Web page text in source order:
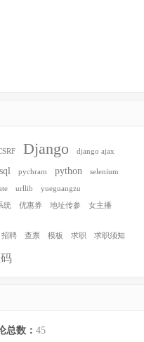
Django django ajax
pychram python selenium
urllib yueguangzu
统 优惠券 地址传参 女主播
招聘 查票 模板 求职 求职须知
总数： 45